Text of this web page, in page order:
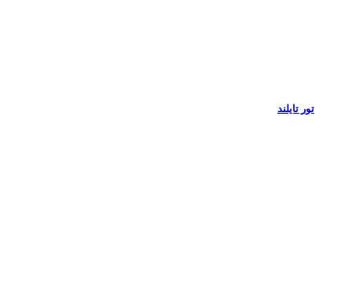
تور تایلند